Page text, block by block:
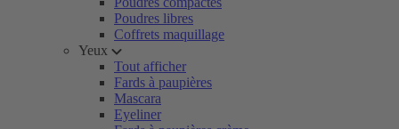
Poudres libres
Coffrets maquillage
Yeux
Tout afficher
Fards à paupières
Mascara
Eyeliner